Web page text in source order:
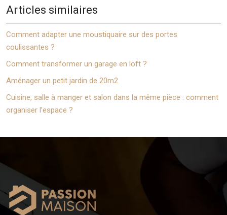
Articles similaires
Comment adapter une moustiquaire sur des portes
coulissantes ?
Comment transformer un garage en loft ?
Aménager un petit jardin de 20m2
Cuisine, salle à manger et salon dans la même pièce : comment
organiser l’espace ?